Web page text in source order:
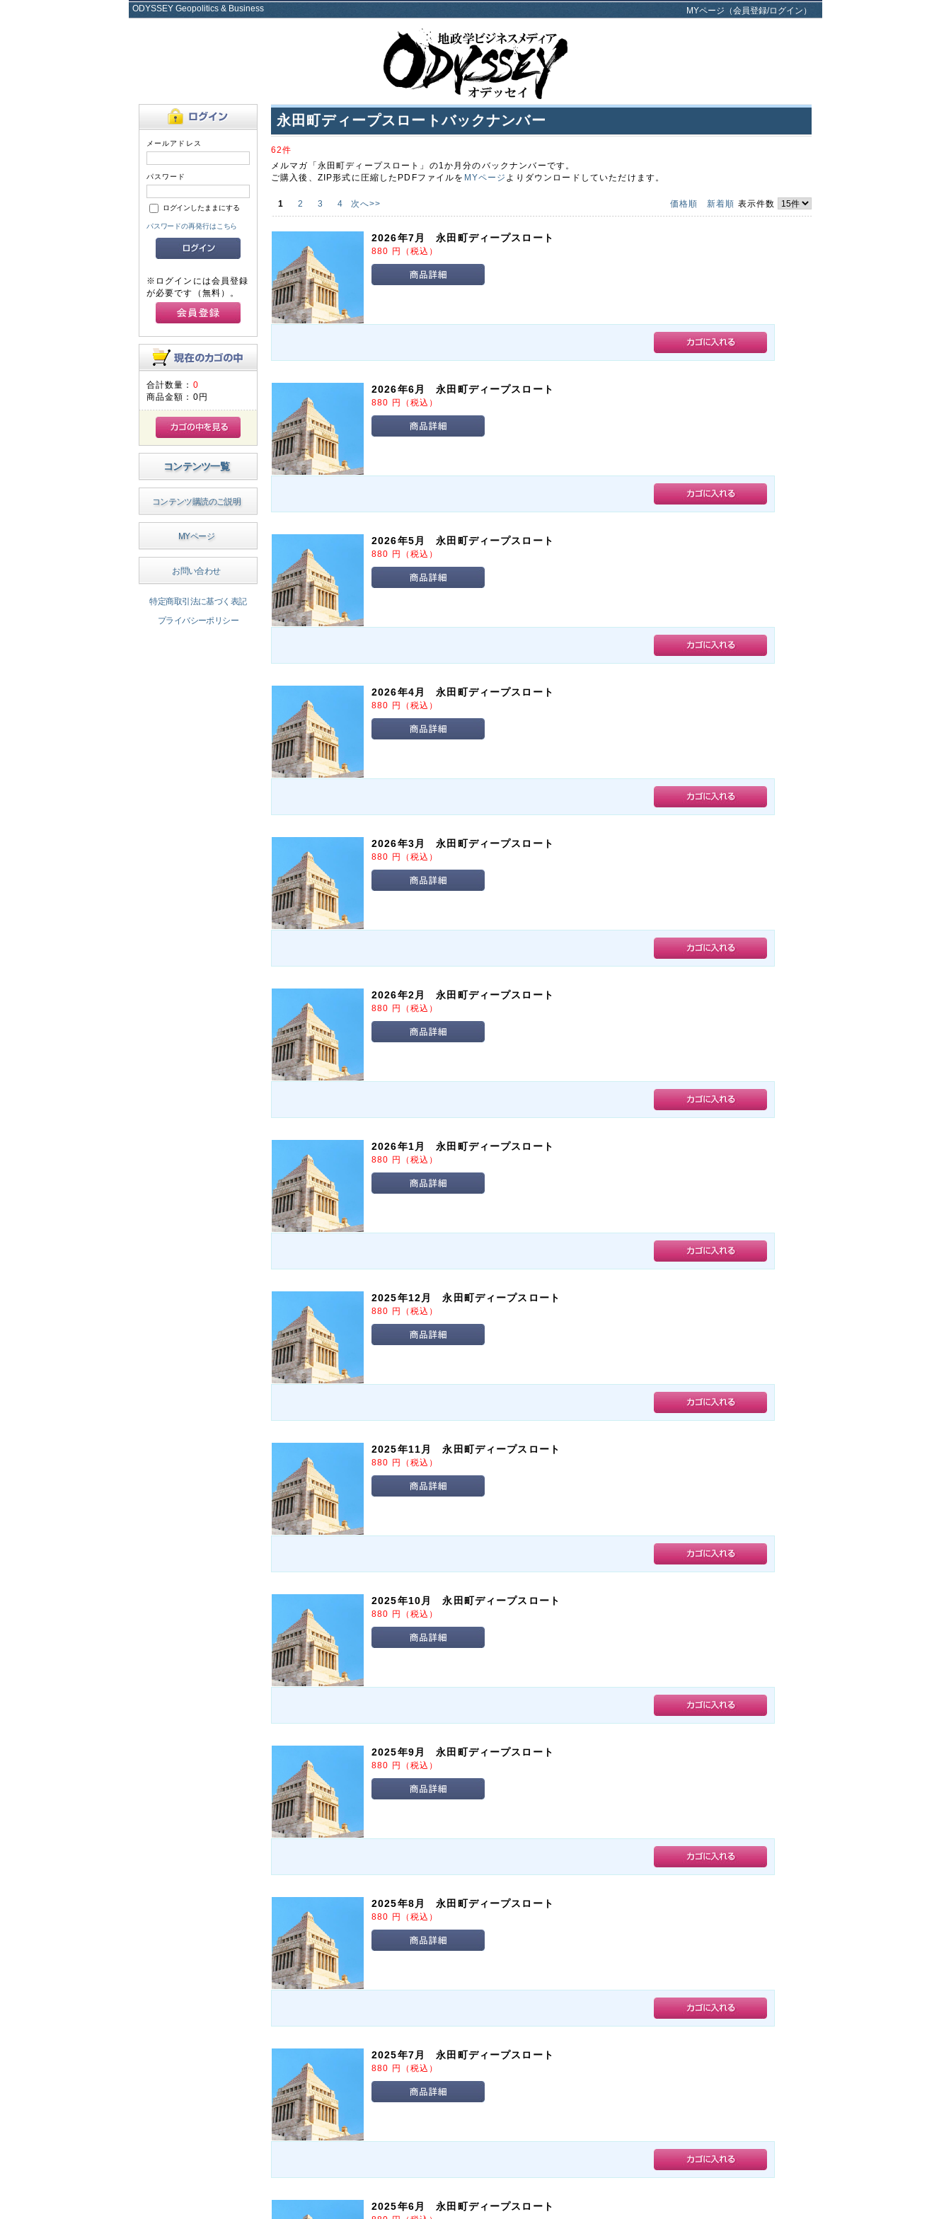
ODYSSEY Geopolitics & Business MYページ（会員登録/ログイン）
メールアドレス
パスワード
ログインしたままにする
パスワードの再発行はこちら
※ログインには会員登録
が必要です（無料）。
合計数量： 0
商品金額： 0円
コンテンツ一覧
コンテンツ購読のご説明
MYページ
お問い合わせ
特定商取引法に基づく表記
プライバシーポリシー
永田町ディープスロートバックナンバー
62件
メルマガ「永田町ディープスロート」の1か月分のバックナンバーです。
ご購入後、ZIP形式に圧縮したPDFファイルを MYページ よりダウンロードしていただけます。
価格順 新着順 表示件数
1 2 3 4 次へ>>
2026年7月 永田町ディープスロート
880 円 （税込）
2026年6月 永田町ディープスロート
880 円 （税込）
2026年5月 永田町ディープスロート
880 円 （税込）
2026年4月 永田町ディープスロート
880 円 （税込）
2026年3月 永田町ディープスロート
880 円 （税込）
2026年2月 永田町ディープスロート
880 円 （税込）
2026年1月 永田町ディープスロート
880 円 （税込）
2025年12月 永田町ディープスロート
880 円 （税込）
2025年11月 永田町ディープスロート
880 円 （税込）
2025年10月 永田町ディープスロート
880 円 （税込）
2025年9月 永田町ディープスロート
880 円 （税込）
2025年8月 永田町ディープスロート
880 円 （税込）
2025年7月 永田町ディープスロート
880 円 （税込）
2025年6月 永田町ディープスロート